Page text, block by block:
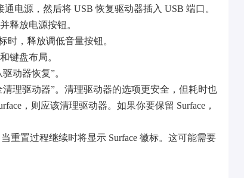
通电源，然后将 USB 恢复驱动器插入 USB 端口。
释放电源按钮。
时，释放调低音量按钮。
键盘布局。
动器恢复”。
清理驱动器”。清理驱动器的选项更安全，但耗时也
，则应该清理驱动器。如果你要保留 Surface，
重置过程继续时将显示 Surface 徽标。这可能需要